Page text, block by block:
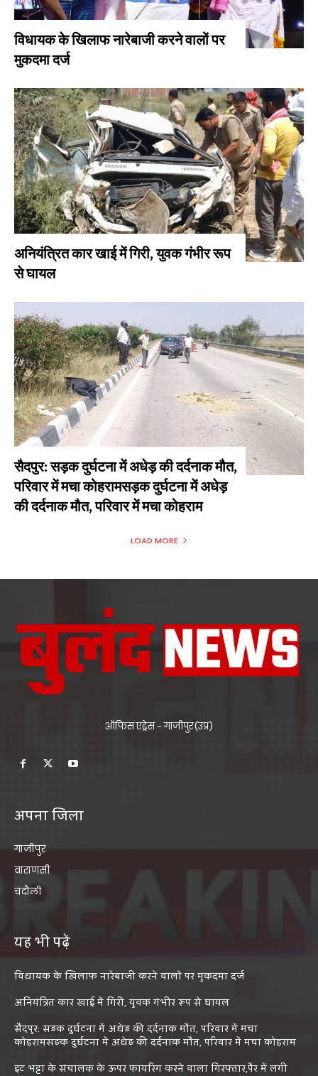
विधायक के खिलाफ नारेबाजी करने वालों पर
मुकदमा दर्ज
अनियंत्रित कार खाई में गिरी, युवक गंभीर रूप
से घायल
सैदपुर: सड़क दुर्घटना में अधेड़ की दर्दनाक मौत,
परिवार में मचा कोहरामसड़क दुर्घटना में अधेड़
की दर्दनाक मौत, परिवार में मचा कोहराम
LOAD MORE
ऑफिस एड्रेस - गाजीपुर(उप्र)
अपना जिला
गाजीपुर
वाराणसी
चंदौली
यह भी पढ़ें
विधायक के खिलाफ नारेबाजी करने वालों पर मुकदमा दर्ज
अनियंत्रित कार खाई में गिरी, युवक गंभीर रूप से घायल
सैदपुर: सड़क दुर्घटना में अधेड़ की दर्दनाक मौत, परिवार में मचा
कोहरामसड़क दुर्घटना में अधेड़ की दर्दनाक मौत, परिवार में मचा कोहराम
इट भट्टा के संचालक के ऊपर फायरिंग करने वाला गिरफ्तार,पैर में लगी